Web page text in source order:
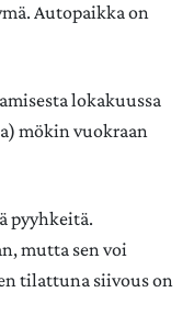
Autopaikka on
lokakuussa
mökin vuokraan
pyyhkeitä.
mutta sen voi
tilattuna siivous on